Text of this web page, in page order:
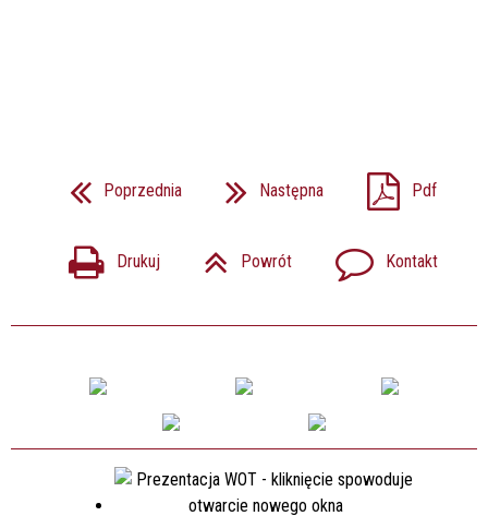
Poprzednia Następna Pdf
Drukuj Powrót Kontakt